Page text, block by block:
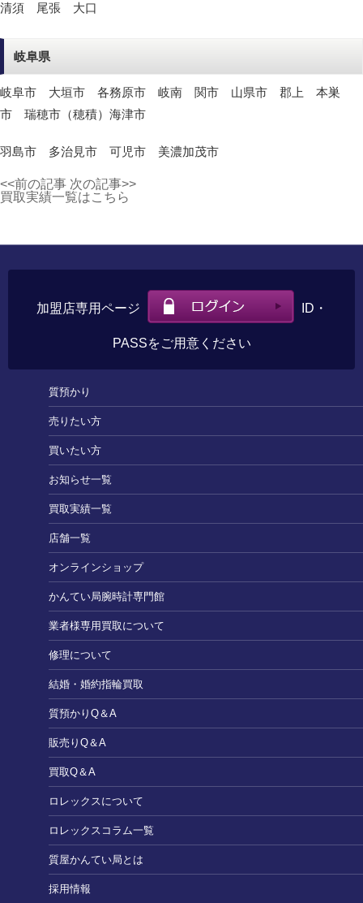
清須 尾張 大口
岐阜県
岐阜市 大垣市 各務原市 岐南 関市 山県市 郡上 本巣
市 瑞穂市（穂積）海津市
羽島市 多治見市 可児市 美濃加茂市
<<前の記事 次の記事>>
買取実績一覧はこちら
加盟店専用ページ ID・
PASSをご用意ください
質預かり
売りたい方
買いたい方
お知らせ一覧
買取実績一覧
店舗一覧
オンラインショップ
かんてい局腕時計専門館
業者様専用買取について
修理について
結婚・婚約指輪買取
質預かりQ＆A
販売りQ＆A
買取Q＆A
ロレックスについて
ロレックスコラム一覧
質屋かんてい局とは
採用情報